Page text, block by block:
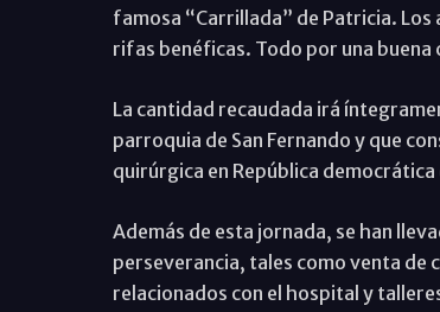
famosa “Carrillada” de Patricia.
rifas benéficas. Todo por una buena
La cantidad recaudada irá
parroquia de San Fernando y que
quirúrgica en República democrática
Además de esta jornada, se han
perseverancia, tales como venta de
relacionados con el hospital y